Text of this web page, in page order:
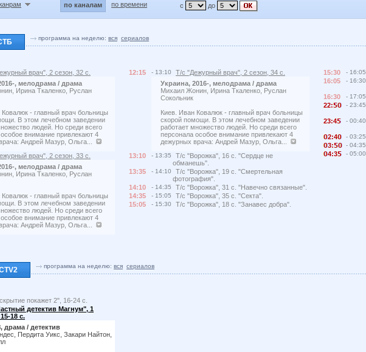
по каналам по времени с до
программа на неделю: вся сериалов
врач", 2 сезон, 32 с.
, мелодрама / драма
Ирина Ткаленко, Руслан
Ковалюк - главный врач больницы
В этом лечебном заведении
людей. Но среди всего
внимание привлекают 4
Андрей Мазур, Ольга...
врач", 2 сезон, 33 с.
, мелодрама / драма
Ирина Ткаленко, Руслан
Ковалюк - главный врач больницы
В этом лечебном заведении
людей. Но среди всего
внимание привлекают 4
Андрей Мазур, Ольга...
12:15 - 13:10
Т/с "Дежурный врач", 2 сезон, 34 с.
Украина, 2016-, мелодрама / драма
Михаил Жонин, Ирина Ткаленко, Руслан
Сокольник
Киев. Иван Ковалюк - главный врач больницы
скорой помощи. В этом лечебном заведении
работает множество людей. Но среди всего
персонала особое внимание привлекают 4
дежурных врача: Андрей Мазур, Ольга...
13:10
- 13:35
Т/с "Ворожка", 16 с. "Сердце не
обманешь".
13:35
- 14:10
Т/с "Ворожка", 19 с. "Смертельная
фотография".
14:10
- 14:35
Т/с "Ворожка", 31 с. "Навечно связанные".
14:35
- 15:05
Т/с "Ворожка", 35 с. "Секта".
15:05
- 15:30 Т/с "Ворожка", 18 с. "Занавес добра".
15:30 - 16:05
16:05 - 16:30
16:30 - 17:05
22: - 23:45
23:4 - 00:40
2:4 - 03:25
3: - 04:35
4:3 - 05:00
программа на неделю: вся сериалов
покажет 2", 16-24 с.
детектив Магнум", 1
18 с.
драма / детектив
Пердита Уикс, Закари Найтон,